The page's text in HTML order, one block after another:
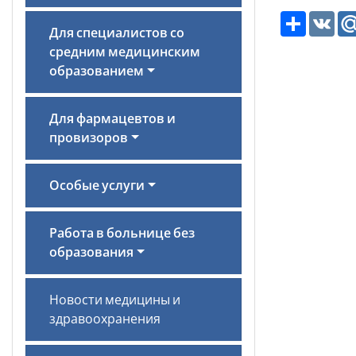
Для специалистов со
средним медицинским
образованием
Для фармацевтов и
провизоров
Особые услуги
Работа в больнице без
образования
Новости медицины и
здравоохранения
РесурсVK